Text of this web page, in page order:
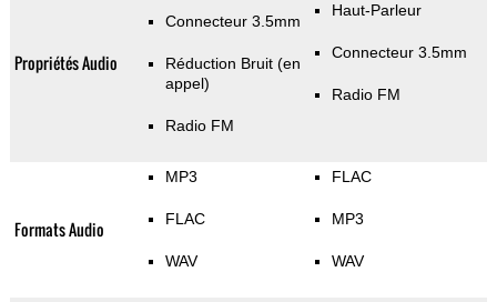
Propriétés Audio
Connecteur 3.5mm
Réduction Bruit (en
appel)
Radio FM
Haut-Parleur
Connecteur 3.5mm
Radio FM
Formats Audio
MP3
FLAC
WAV
FLAC
MP3
WAV